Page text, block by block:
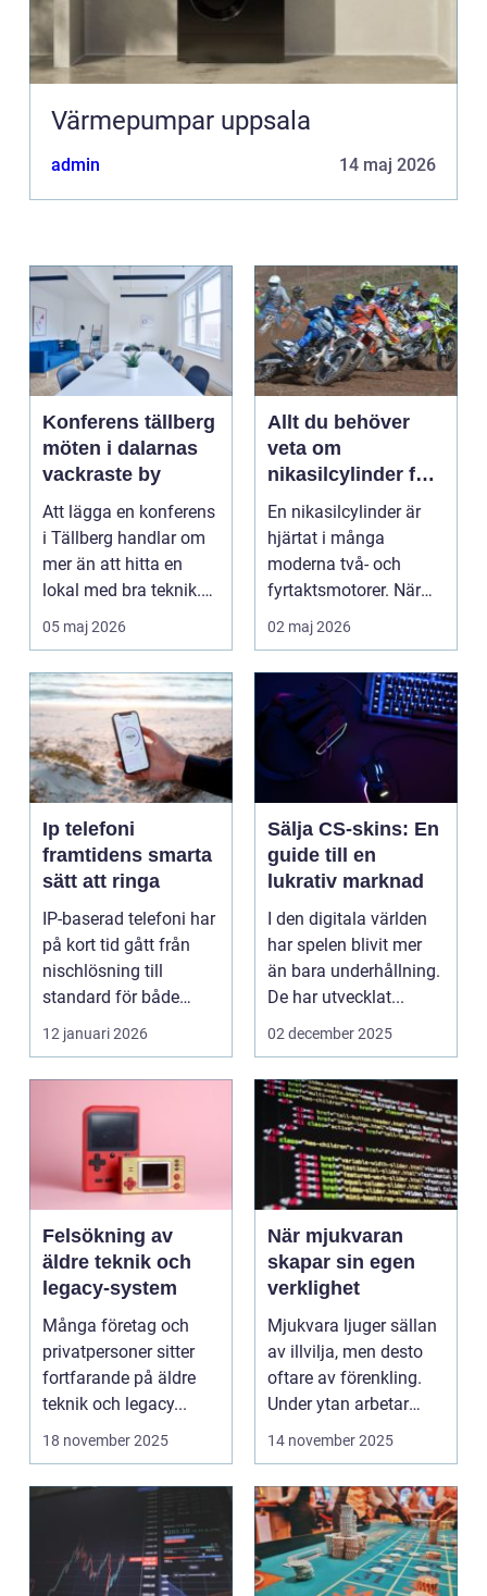
Värmepumpar uppsala
admin 14 maj 2026
Konferens tällberg
möten i dalarnas
vackraste by
Att lägga en konferens
i Tällberg handlar om
mer än att hitta en
lokal med bra teknik.
Den lilla byn...
05 maj 2026
Allt du behöver
veta om
nikasilcylinder för
motorcykel och
snöskoter
En nikasilcylinder är
hjärtat i många
moderna två- och
fyrtaktsmotorer. När
den fungerar som den
02 maj 2026
Ip telefoni
framtidens smarta
sätt att ringa
IP-baserad telefoni har
på kort tid gått från
nischlösning till
standard för både
företag och privat...
12 januari 2026
Sälja CS-skins: En
guide till en
lukrativ marknad
I den digitala världen
har spelen blivit mer
än bara underhållning.
De har utvecklat...
02 december 2025
Felsökning av
äldre teknik och
legacy-system
Många företag och
privatpersoner sitter
fortfarande på äldre
teknik och legacy...
18 november 2025
När mjukvaran
skapar sin egen
verklighet
Mjukvara ljuger sällan
av illvilja, men desto
oftare av förenkling.
Under ytan arbetar
pro...
14 november 2025